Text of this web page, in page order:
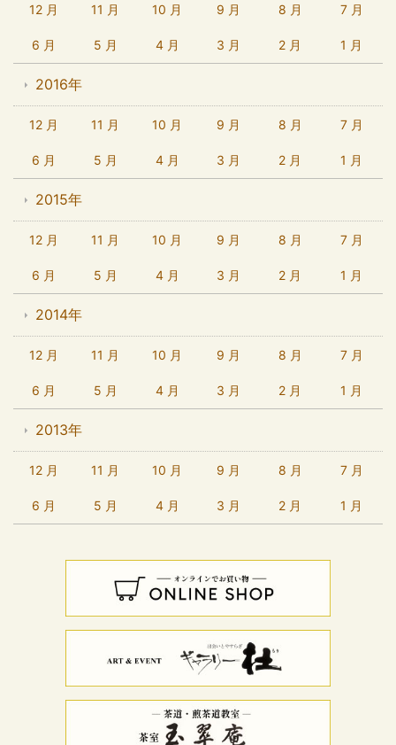
12 月 11 月 10 月 9 月 8 月 7 月
6 月 5 月 4 月 3 月 2 月 1 月
2016年
12 月 11 月 10 月 9 月 8 月 7 月
6 月 5 月 4 月 3 月 2 月 1 月
2015年
12 月 11 月 10 月 9 月 8 月 7 月
6 月 5 月 4 月 3 月 2 月 1 月
2014年
12 月 11 月 10 月 9 月 8 月 7 月
6 月 5 月 4 月 3 月 2 月 1 月
2013年
12 月 11 月 10 月 9 月 8 月 7 月
6 月 5 月 4 月 3 月 2 月 1 月